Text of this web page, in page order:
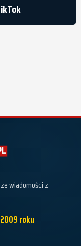
wiadomości z
roku